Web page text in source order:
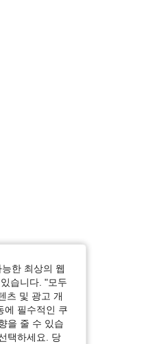
한 최상의 웹
습니다. "모두
츠 및 광고 개
에 필수적인 쿠
을 줄 수 있습
택하세요. 당